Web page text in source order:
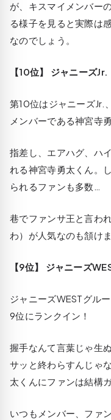
が、キスマイメンバー
る様子を見ると実際は
なのでしょう。
【10位】 ジャニーズ
第10位はジャニーズJr.
メンバーである神宮寺
指差し、エアハグ、ハ
れる神宮寺勇太くん。
られるファンも多数…
巷でファンサ王と言わ
わ）が人気なのも頷け
【9位】 ジャニーズ
ジャニーズWESTグル
9位にランクイン！
握手なんて言葉じゃ生
サッと終わらすんじゃ
太くんにファンは結構
いつもメンバー、ファ